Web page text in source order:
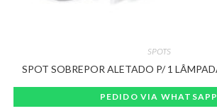
SPOTS
SPOT SOBREPOR ALETADO P/ 1
PEDIDO VIA WHATSAPP